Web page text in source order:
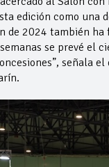
edición como una
de 2024 también
se prevé el
señala